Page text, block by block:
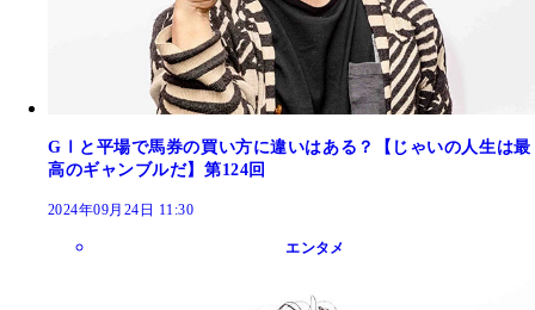
GⅠと平場で馬券の買い方に違いはある？【じゃいの人生は最
高のギャンブルだ】第124回
2024年09月24日 11:30
エンタメ